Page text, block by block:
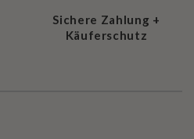
Sichere Zahlung +
Käuferschutz